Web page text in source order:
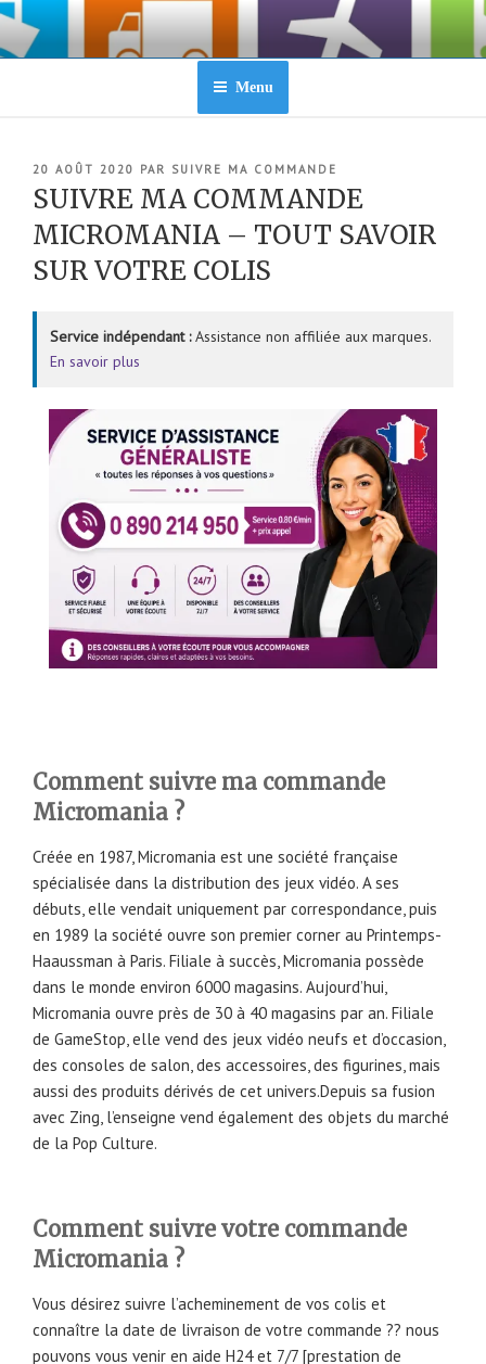
Aller
contenu
Menu
PUBLIÉ
LE
20 AOÛT 2020 PAR SUIVRE MA COMMANDE
SUIVRE MA COMMANDE
MICROMANIA – TOUT SAVOIR
SUR VOTRE COLIS
Service indépendant :Assistance non affiliée aux marques.
En savoir plus
Comment suivre ma commande
Micromania ?
Créée en 1987, Micromania est une société française
spécialisée dans la distribution des jeux vidéo. A ses
débuts, elle vendait uniquement par correspondance, puis
en 1989 la société ouvre son premier corner au Printemps-
Haaussman à Paris. Filiale à succès, Micromania possède
dans le monde environ 6000 magasins. Aujourd’hui,
Micromania ouvre près de 30 à 40 magasins par an. Filiale
de GameStop, elle vend des jeux vidéo neufs et d’occasion,
des consoles de salon, des accessoires, des figurines, mais
aussi des produits dérivés de cet univers.Depuis sa fusion
avec Zing, l’enseigne vend également des objets du marché
de la Pop Culture.
Comment suivre votre commande
Micromania ?
Vous désirez suivre l’acheminement de vos colis et
connaître la date de livraison de votre commande ?? nous
pouvons vous venir en aide H24 et 7/7 [prestation de